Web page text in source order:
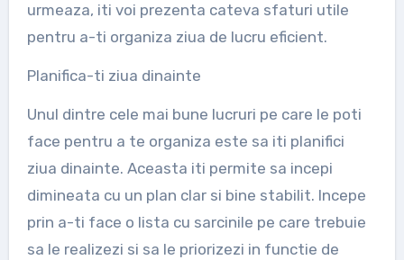
urmeaza, iti voi prezenta cateva sfaturi utile
pentru a-ti organiza ziua de lucru eficient.
Planifica-ti ziua dinainte
Unul dintre cele mai bune lucruri pe care le poti
face pentru a te organiza este sa iti planifici
ziua dinainte. Aceasta iti permite sa incepi
dimineata cu un plan clar si bine stabilit. Incepe
prin a-ti face o lista cu sarcinile pe care trebuie
sa le realizezi si sa le priorizezi in functie de